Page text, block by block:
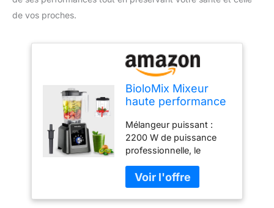
de vos proches.
BioloMix Mixeur
haute performance
intelligents, fonction
autonettoyante,
batteur sur socle
avec récipient 2L
sans BPAsmoothie
maker
Mélangeur puissant :
2200 W de puissance
professionnelle, le
professionnel peut
facilement hacher et
mélanger divers